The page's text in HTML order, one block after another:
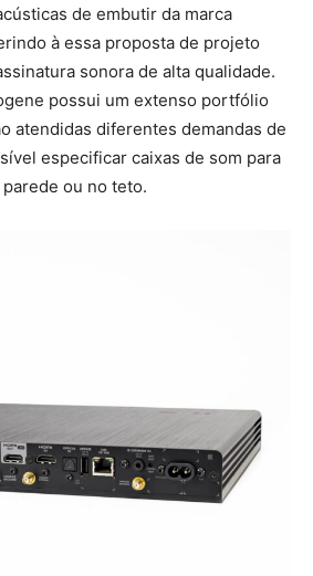
de embutir da marca
à essa proposta de projeto
sonora de alta qualidade.
possui um extenso portfólio
atendidas diferentes demandas de
especificar caixas de som para
ou no teto.